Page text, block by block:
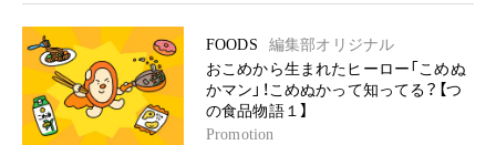
FOODS
編集部オリジナル
おこめから生まれたヒーロー「こめぬ
かマン」！こめぬかって知ってる？【つ
の食品物語１】
Promotion